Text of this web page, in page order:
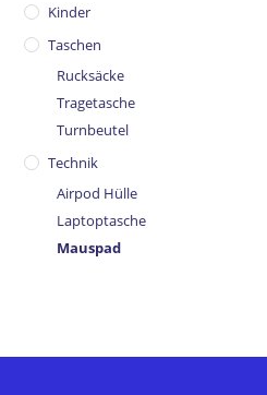
Kinder
Taschen
Rucksäcke
Tragetasche
Turnbeutel
Technik
Airpod Hülle
Laptoptasche
Mauspad